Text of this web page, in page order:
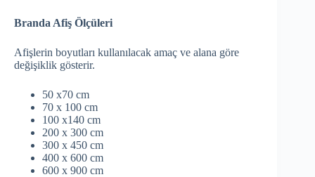
Branda Afiş Ölçüleri
Afişlerin boyutları kullanılacak amaç ve alana göre
değişiklik gösterir.
50 x70 cm
70 x 100 cm
100 x140 cm
200 x 300 cm
300 x 450 cm
400 x 600 cm
600 x 900 cm